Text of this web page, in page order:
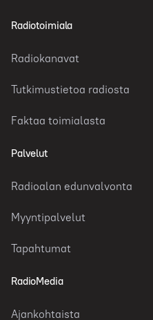
Radiotoimiala
Radiokanavat
Tutkimustietoa radiosta
Faktaa toimialasta
Palvelut
Radioalan edunvalvonta
Myyntipalvelut
Tapahtumat
RadioMedia
Ajankohtaista